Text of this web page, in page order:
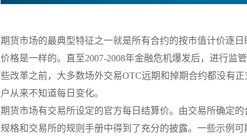
期货市场的最典型特征之一就是所有合约的按市值计价逐
价格是一样的。直至2007-2008年金融危机爆发后，进行监
些改革之前，大多数场外交易OTC远期和掉期合约都没有
户从来不知道每日变化。
期货市场有交易所设定的官方每日结算价。由交易所确定
规格和交易所的规则手册中得到了充分的披露。一些示例可